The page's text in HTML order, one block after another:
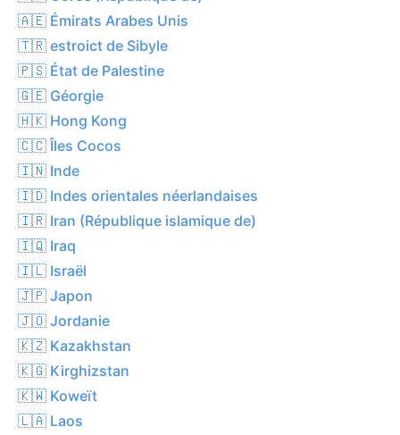
🇦🇪 Émirats Arabes Unis
🇹🇷 estroict de Sibyle
🇵🇸 État de Palestine
🇬🇪 Géorgie
🇭🇰 Hong Kong
🇨🇨 Îles Cocos
🇮🇳 Inde
🇮🇩 Indes orientales néerlandaises
🇮🇷 Iran (République islamique de)
🇮🇶 Iraq
🇮🇱 Israël
🇯🇵 Japon
🇯🇴 Jordanie
🇰🇿 Kazakhstan
🇰🇬 Kirghizstan
🇰🇼 Koweït
🇱🇦 Laos